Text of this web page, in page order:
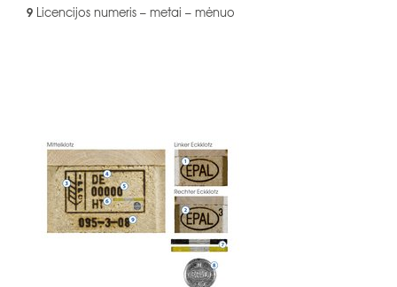
9 Licencijos numeris – metai – mėnuo